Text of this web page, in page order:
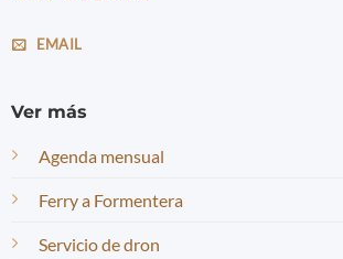
EMAIL
Ver más
Agenda mensual
Ferry a Formentera
Servicio de dron